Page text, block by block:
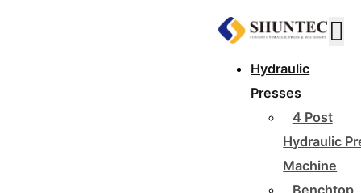
Hydraulic
Presses
4 Post
Hydraulic
Machine
Benchtop